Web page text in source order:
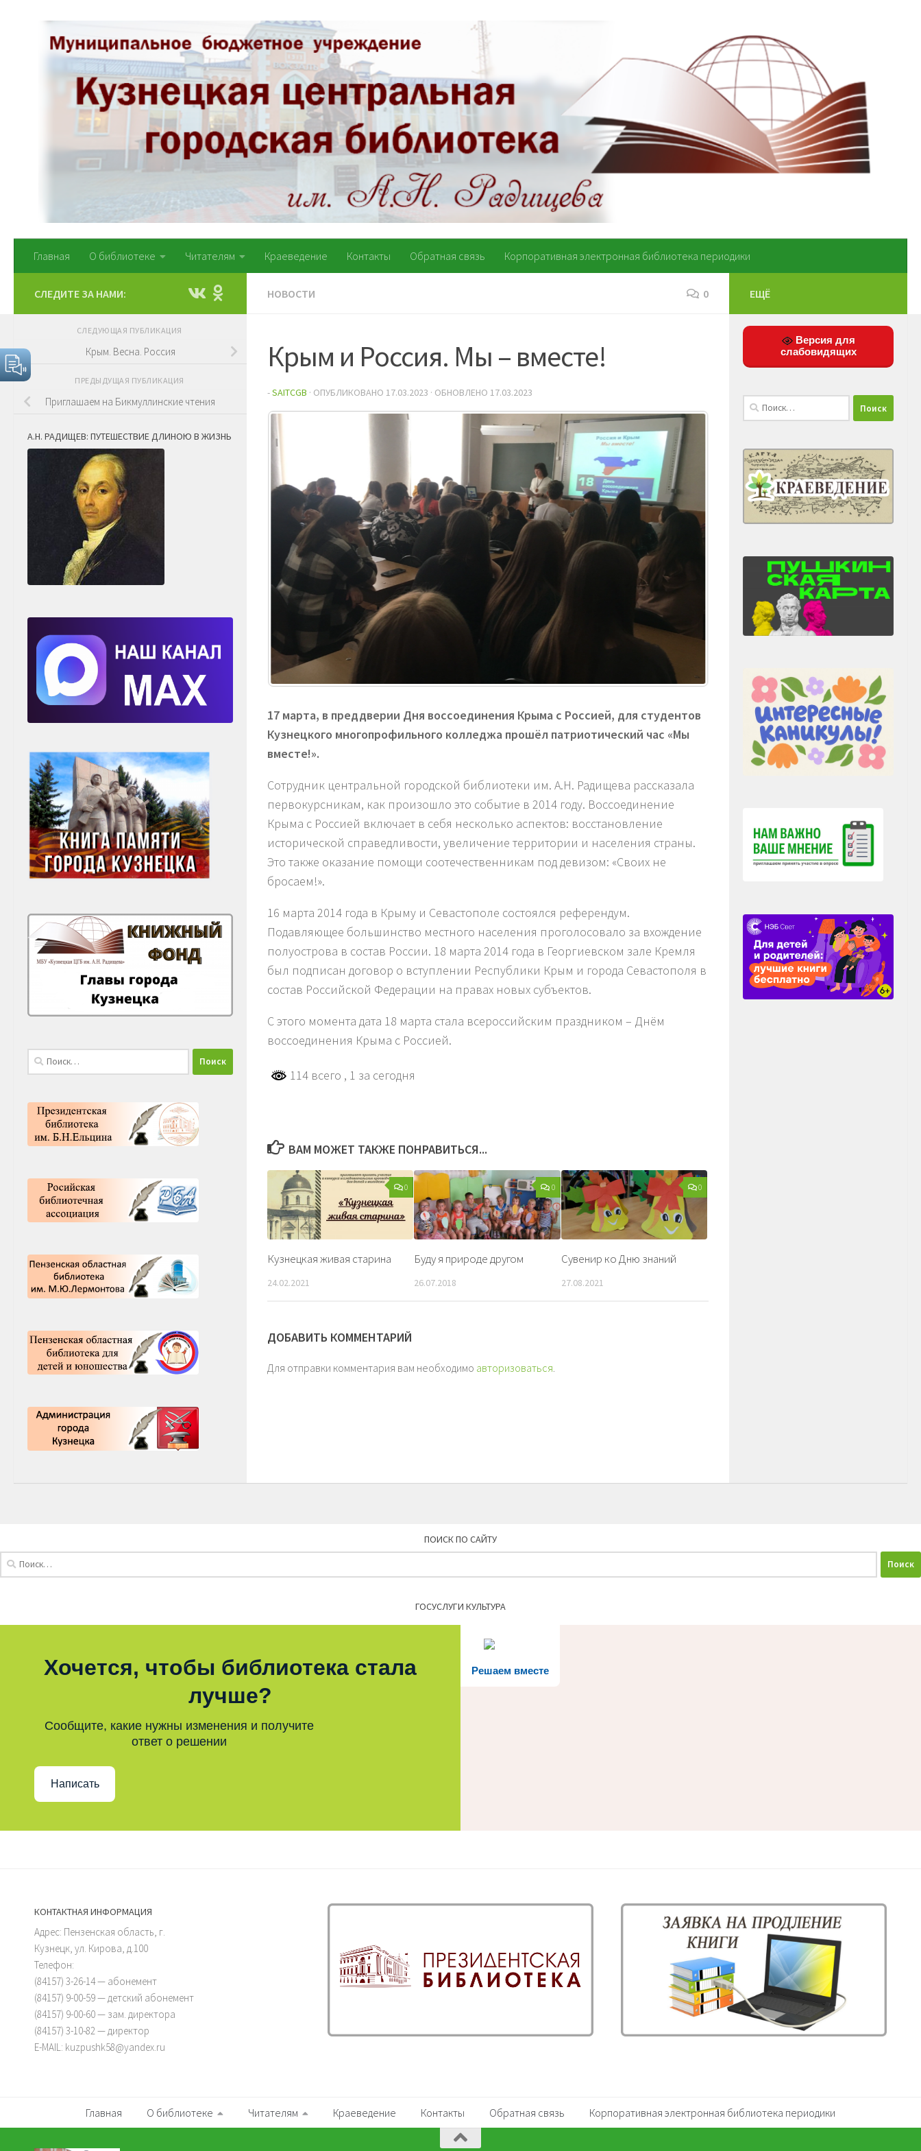
Перейти к содержимому
Главная О библиотеке Читателям Краеведение Контакты Обратная связь Корпоративная электронная библиотека периодики
НОВОСТИ 0
Крым и Россия. Мы – вместе!
-SAITCGB · ОПУБЛИКОВАНО 17.03.2023 · ОБНОВЛЕНО 17.03.2023
17 марта, в преддверии Дня воссоединения Крыма с Россией, для студентов
Кузнецкого многопрофильного колледжа прошёл патриотический час «Мы
вместе!».
Сотрудник центральной городской библиотеки им. А.Н. Радищева рассказала
первокурсникам, как произошло это событие в 2014 году. Воссоединение
Крыма с Россией включает в себя несколько аспектов: восстановление
исторической справедливости, увеличение территории и населения страны.
Это также оказание помощи соотечественникам под девизом: «Своих не
бросаем!».
16 марта 2014 года в Крыму и Севастополе состоялся референдум.
Подавляющее большинство местного населения проголосовало за вхождение
полуострова в состав России. 18 марта 2014 года в Георгиевском зале Кремля
был подписан договор о вступлении Республики Крым и города Севастополя в
состав Российской Федерации на правах новых субъектов.
С этого момента дата 18 марта стала всероссийским праздником – Днём
воссоединения Крыма с Россией.
114 всего , 1 за сегодня
ВАМ МОЖЕТ ТАКЖЕ ПОНРАВИТЬСЯ...
0
Кузнецкая живая старина
24.02.2021
0
Буду я природе другом
26.07.2018
0
Сувенир ко Дню знаний
27.08.2021
ДОБАВИТЬ КОММЕНТАРИЙ
Для отправки комментария вам необходимо авторизоваться
СЛЕДИТЕ ЗА НАМИ:
СЛЕДУЮЩАЯ ПУБЛИКАЦИЯ
Крым. Весна. Россия
ПРЕДЫДУЩАЯ ПУБЛИКАЦИЯ
Приглашаем на Бикмуллинские чтения
А.Н. РАДИЩЕВ: ПУТЕШЕСТВИЕ ДЛИНОЮ В ЖИЗНЬ
Найти:
ЕЩЁ
Версия для
слабовидящих
Найти:
ПОИСК ПО САЙТУ
ГОСУСЛУГИ КУЛЬТУРА
Решаем вместе
Хочется, чтобы библиотека стала
лучше?
Сообщите, какие нужны изменения и получите
ответ о решении
Написать
КОНТАКТНАЯ ИНФОРМАЦИЯ
Адрес: Пензенская область, г.
Кузнецк, ул. Кирова, д.100
Телефон:
(84157) 3-26-14 — абонемент
(84157) 9-00-59 — детский абонемент
(84157) 9-00-60 — зам. директора
(84157) 3-10-82 — директор
E-MAIL: kuzpushk58@yandex.ru
Главная О библиотеке Читателям Краеведение Контакты Обратная связь Корпоративная электронная библиотека периодики